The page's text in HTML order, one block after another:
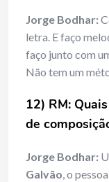
Jorge Bodhar:
letra. E faço
faço junto com
Não tem um
12) RM:
de
Jorge Bodhar:
Galvão, o